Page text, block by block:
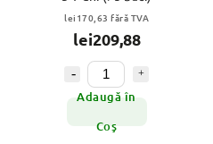
lei170,63 fără TVA
lei209,88
Adaugă în
Coş